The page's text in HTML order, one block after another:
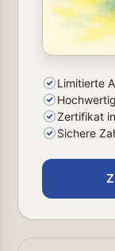
Limitierte
Zertifikat
Sichere